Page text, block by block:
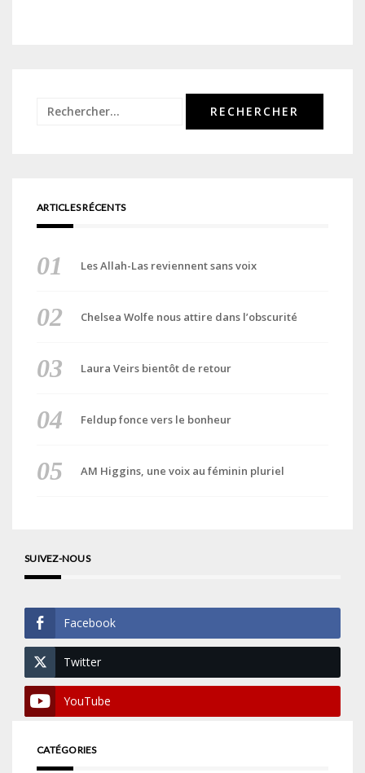
Rechercher :
ARTICLES RÉCENTS
Les Allah-Las reviennent sans voix
Chelsea Wolfe nous attire dans l’obscurité
Laura Veirs bientôt de retour
Feldup fonce vers le bonheur
AM Higgins, une voix au féminin pluriel
SUIVEZ-NOUS
Facebook
Twitter
YouTube
CATÉGORIES